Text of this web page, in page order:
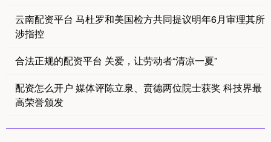
云南配资平台 马杜罗和美国检方共同提议明年6月审理其所
涉指控
合法正规的配资平台 关爱，让劳动者“清凉一夏”
配资怎么开户 媒体评陈立泉、贲德两位院士获奖 科技界最
高荣誉颁发